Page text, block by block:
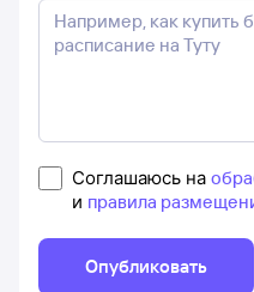
Соглашаюсь на
и правила
Опубликовать